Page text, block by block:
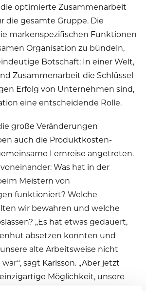
optimierte Zusammenarbeit
die gesamte Gruppe. Die
markenspezifischen Funktionen
Organisation zu bündeln,
Botschaft: In einer Welt,
Zusammenarbeit die Schlüssel
Erfolg von Unternehmen sind,
eine entscheidende Rolle.
große Veränderungen
auch die Produktkosten-
Lernreise angetreten.
Was hat in der
Meistern von
funktioniert? Welche
wir bewahren und welche
„Es hat etwas gedauert,
absetzen konnten und
alte Arbeitsweise nicht
sagt Karlsson. „Aber jetzt
Möglichkeit, unsere